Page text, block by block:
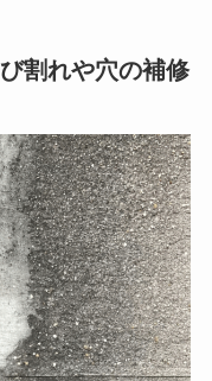
割れや穴の補修